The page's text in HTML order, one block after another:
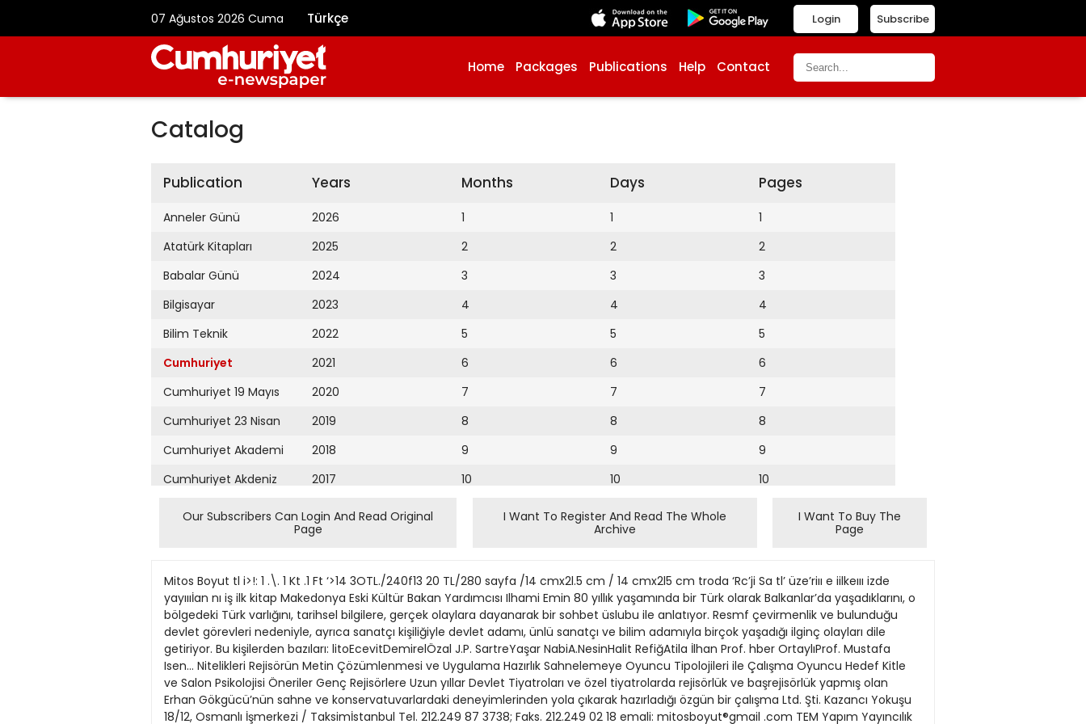
07 Ağustos 2026 Cuma Türkçe Subscribe
Login
Home Packages Publications Help Contact
Catalog
Publication
Anneler Günü
Atatürk Kitapları
Babalar Günü
Bilgisayar
Bilim Teknik
Cumhuriyet
Cumhuriyet 19 Mayıs
Cumhuriyet 23 Nisan
Cumhuriyet Akademi
Cumhuriyet Akdeniz
Cumhuriyet Alışveriş
Cumhuriyet Ankara
Cumhuriyet Büyük
Taaruz
Cumhuriyet
Cumartesi
Cumhuriyet Çevre
Years
2026
2025
2024
2023
2022
2021
2020
2019
2018
2017
2016
2015
2013
2011
2010
2009
Months
1
2
3
4
5
6
7
8
9
10
Days
1
2
3
4
5
6
7
8
9
10
11
12
14
15
16
17
18
Pages
1
2
3
4
5
6
7
8
9
10
14
16
17
18
Our Subscribers Can Login And Read Original
Page
I Want To Register And Read The Whole
Archive
I Want To Buy The
Page
Mitos Boyut tl i>!: 1 .\. 1 Kt .1 Ft ‘>14 3OTL./240f13 20 TL/280 sayfa /14 cmx2l.5 cm / 14 cmx2l5 cm troda ‘Rc’ji Sa tl’ üze’riıı e iilkeııı izde
yayıııİan nı iş ilk kitap Makedonya Eski Kültür Bakan Yardımcısı Ilhami Emin 80 yıllık yaşamında bir Türk olarak Balkanlar’da yaşadıklarını, o
bölgedeki Türk varlığını, tarihsel bilgilere, gerçek olaylara dayanarak bir sohbet üslubu ile anlatıyor. Resmf çevirmenlik ve bulunduğu
devlet görevleri nedeniyle, ayrıca sanatçı kişiliğiyle devlet adamı, ünlü sanatçı ve bilim adamıyla birçok yaşadığı ilginç olayları dile
getiriyor. Bu kişilerden bazıları: litoEcevitDemirelÖzal J.P. SartreYaşar NabiA.NesinHalit RefiğAtila İlhan Prof. hber OrtaylıProf. Mustafa
Isen... Nitelikleri Rejisörün Metin Çözümlenmesi ve Uygulama Hazırlık Sahnelemeye Oyuncu Tipolojileri ile Çalışma Oyuncu Hedef Kitle
ve Salon Psikolojisi Öneriler Genç Rejisörlere Uzun yıllar Devlet Tiyatroları ve özel tiyatrolarda rejisörlük ve başrejisörlük yapmış olan
Erhan Gökgücü’nün sahne ve konservatuvarlardaki deneyimlerinden yola çıkarak hazırladığı özgün bir çalışma Ltd. Şti. Kazancı Yokuşu
18/12, Osmanlı İşmerkezi / Taksimİstanbul Tel. 212.249 87 3738; Faks. 212.249 02 18 emali: mitosboyut®gmail .com TEM Yapım Yayıncılık